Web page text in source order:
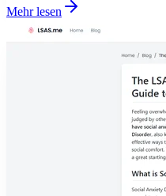
Mehr lesen